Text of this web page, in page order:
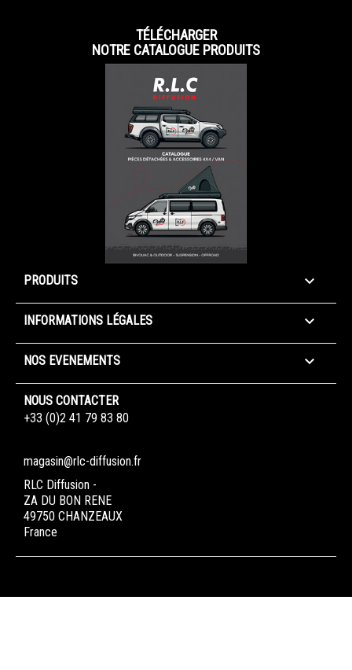
TÉLÉCHARGER
NOTRE CATALOGUE PRODUITS
PRODUITS 
INFORMATIONS LÉGALES 
NOS EVENEMENTS 
NOUS CONTACTER
+33 (0)2 41 79 83 80
magasin@rlc-diffusion.fr
RLC Diffusion -
ZA DU BON RENE
49750 CHANZEAUX
France